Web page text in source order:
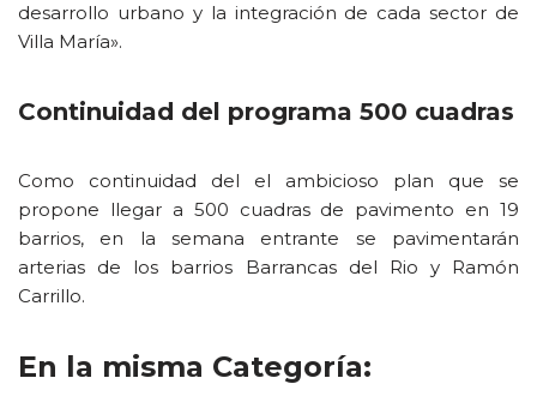
desarrollo urbano y la integración de cada sector de
Villa María».
Continuidad del programa 500 cuadras
Como continuidad del el ambicioso plan que se
propone llegar a 500 cuadras de pavimento en 19
barrios, en la semana entrante se pavimentarán
arterias de los barrios Barrancas del Rio y Ramón
Carrillo.
En la misma Categoría: